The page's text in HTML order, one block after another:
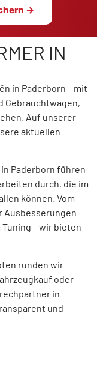
→
IN
in Paderborn – mit
Gebrauchtwagen,
Auf unserer
aktuellen
Paderborn führen
durch, die im
können. Vom
Ausbesserungen
– wir bieten
runden wir
oder
in
und